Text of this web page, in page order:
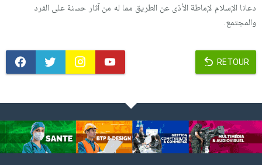
دعانا الإسلام لإماطة الأذى عن الطريق مما له من آثار حسنة على الفرد
والمجتمع.
RETOUR